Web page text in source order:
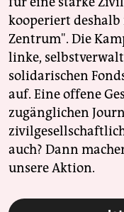
kooperiert
Zentrum". Die
linke,
solidarischen
auf. Eine offene
zugänglichen
auch? Dann
unsere Aktion.